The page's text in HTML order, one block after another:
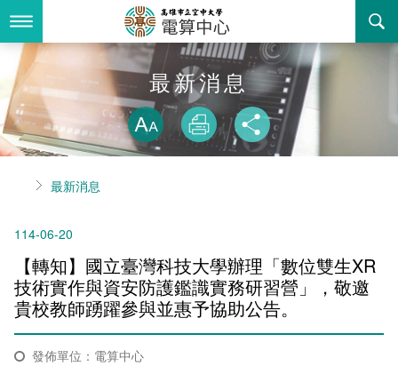
到
要
容
最新消息
關於我們
組織職掌
聯絡資訊
活動花絮
諮詢信箱
業務服務
法令規章
資訊相關法規
購置軟體版權
自由軟體清單
書表下載
回空大首頁
最新消息
放大
列印 分享
首頁最新消息
114-06-20
【轉知】國立臺灣科技大學辦理「數位雙生XR
技術實作與資安防護鑑識實務研習營」，敬邀
貴校教師踴躍參與並惠予協助公告。
發佈單位：電算中心